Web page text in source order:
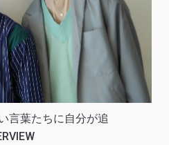
言葉たちに自分が追